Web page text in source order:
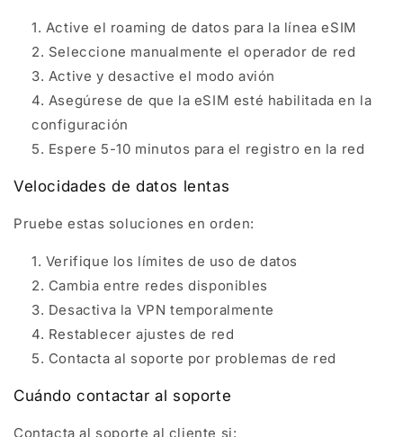
Active el roaming de datos para la línea eSIM
Seleccione manualmente el operador de red
Active y desactive el modo avión
Asegúrese de que la eSIM esté habilitada en la
configuración
Espere 5-10 minutos para el registro en la red
Velocidades de datos lentas
Pruebe estas soluciones en orden:
Verifique los límites de uso de datos
Cambia entre redes disponibles
Desactiva la VPN temporalmente
Restablecer ajustes de red
Contacta al soporte por problemas de red
Cuándo contactar al soporte
Contacta al soporte al cliente si: